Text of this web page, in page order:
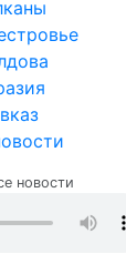
новости